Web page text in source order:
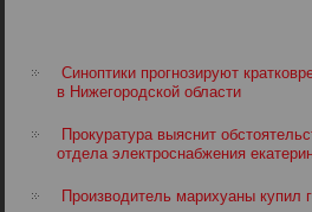
Синоптики прогнозируют
в Нижегородской области
Прокуратура выяснит
отдела электроснабжения
Производитель марихуаны купил